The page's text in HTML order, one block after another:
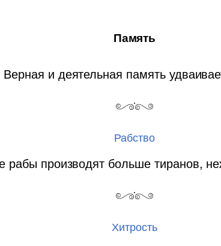
Память
Верная и деятельная память
Рабство
рабы производят больше тиранов,
Хитрость